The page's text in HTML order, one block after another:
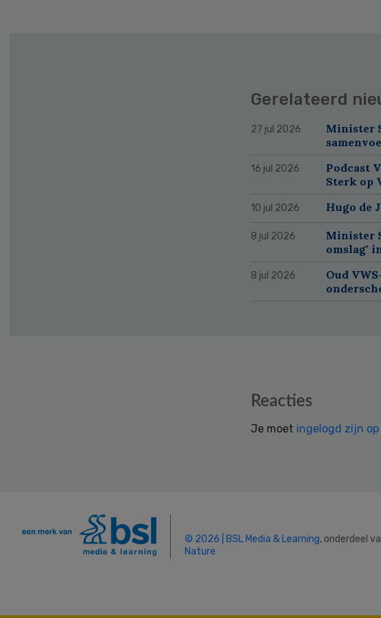
Gerelateerd
27 jul 2026
Minister
16 jul 2026
Podcast
Sterk op
10 jul 2026 Hugo de
8 jul 2026
Minister
omslag'
8 jul 2026
Oud
Reacties
Je moet ingelogd zijn op
© 2026 | BSL Media & Learning, onderdeel
Nature